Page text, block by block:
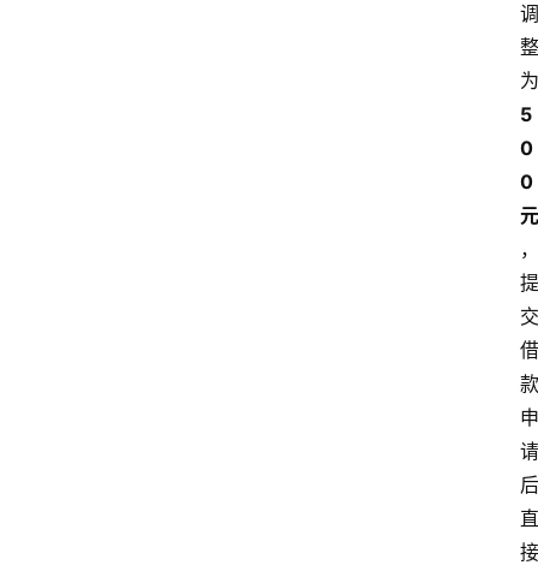
调
整
为
5
0
0
元
，
提
交
借
款
申
请
后
直
接